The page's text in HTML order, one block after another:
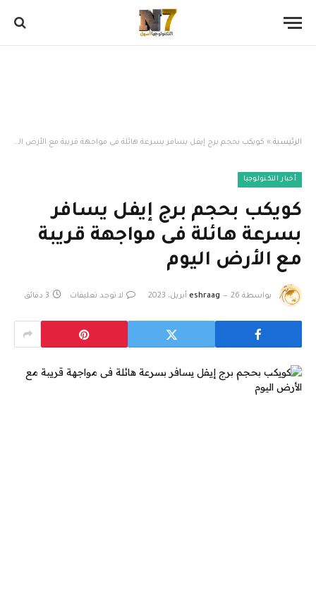
الرئيسية » كويكب بحجم برج إيفل يسافر بسرعة هائلة فى مواجهة قريبة مع الأرض اليوم
أخبار التكنولوجيا
كويكب بحجم برج إيفل يسافر
بسرعة هائلة فى مواجهة قريبة
مع الأرض اليوم
بواسطة eshraag 26 أبريل، 2023 لا توجد تعليقات 3 دقائق